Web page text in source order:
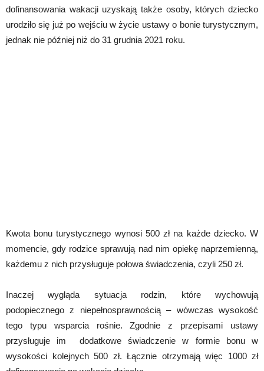
dofinansowania wakacji uzyskają także osoby, których dziecko
urodziło się już po wejściu w życie ustawy o bonie turystycznym,
jednak nie później niż do 31 grudnia 2021 roku.
Kwota bonu turystycznego wynosi 500 zł na każde dziecko. W
momencie, gdy rodzice sprawują nad nim opiekę naprzemienną,
każdemu z nich przysługuje połowa świadczenia, czyli 250 zł.
Inaczej wygląda sytuacja rodzin, które wychowują
podopiecznego z niepełnosprawnością – wówczas wysokość
tego typu wsparcia rośnie. Zgodnie z przepisami ustawy
przysługuje im dodatkowe świadczenie w formie bonu w
wysokości kolejnych 500 zł. Łącznie otrzymają więc 1000 zł